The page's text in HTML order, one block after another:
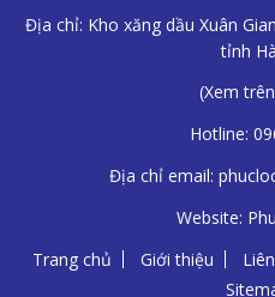
Địa chỉ: Kho xăng dầu Xuân
tỉnh
(Xem
Hotline:
Địa chỉ email:
Website:
Trang chủ
Giới thiệu